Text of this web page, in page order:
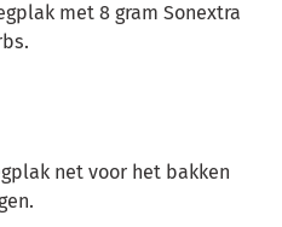
met 8 gram Sonextra
net voor het bakken